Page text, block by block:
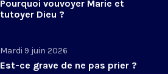
Pourquoi vouvoyer Marie et
tutoyer Dieu ?
Mardi 9 juin 2026
Est-ce grave de ne pas prier ?